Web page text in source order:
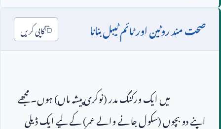
صحت مند روٹین اور ٹائم ٹیبل بنانا کاپی کریں